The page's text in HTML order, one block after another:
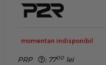
momentan indisponibil
PRP : 7700 lei